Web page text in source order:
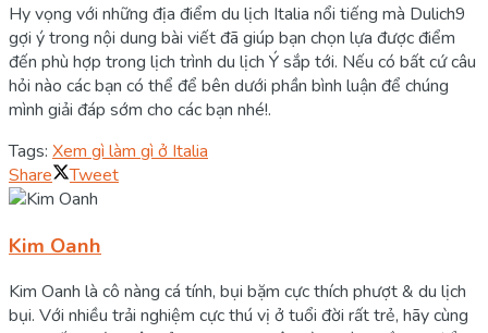
Hy vọng với những địa điểm du lịch Italia nổi tiếng mà Dulich9
gợi ý trong nội dung bài viết đã giúp bạn chọn lựa được điểm
đến phù hợp trong lịch trình du lịch Ý sắp tới. Nếu có bất cứ câu
hỏi nào các bạn có thể để bên dưới phần bình luận để chúng
mình giải đáp sớm cho các bạn nhé!.
Tags: Xem gì làm gì ở Italia
Share
Tweet
Kim Oanh
Kim Oanh là cô nàng cá tính, bụi bặm cực thích phượt & du lịch
bụi. Với nhiều trải nghiệm cực thú vị ở tuổi đời rất trẻ, hãy cùng